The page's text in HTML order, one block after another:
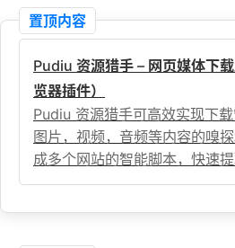
置顶内容
Pudiu 资源猎手 – 网页媒体下
览器插件）
Pudiu 资源猎手可高效实现下
图片，视频，音频等内容的嗅
成多个网站的智能脚本，快速提